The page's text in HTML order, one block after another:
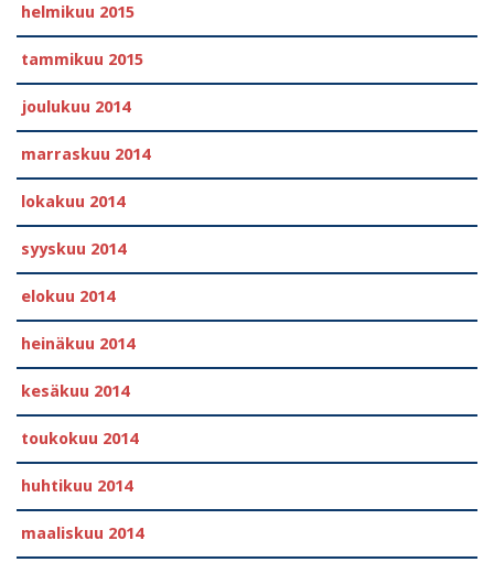
helmikuu 2015
tammikuu 2015
joulukuu 2014
marraskuu 2014
lokakuu 2014
syyskuu 2014
elokuu 2014
heinäkuu 2014
kesäkuu 2014
toukokuu 2014
huhtikuu 2014
maaliskuu 2014